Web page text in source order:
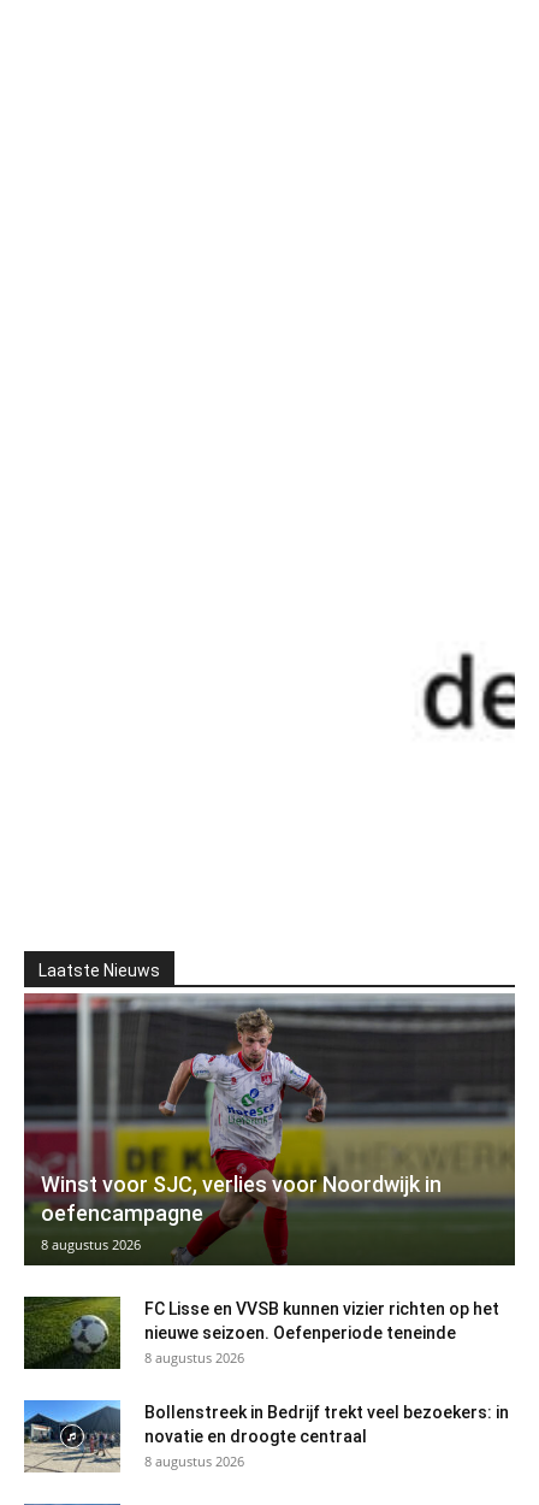
Laatste Nieuws
Winst voor SJC, verlies voor Noordwijk in
oefencampagne
8 augustus 2026
FC Lisse en VVSB kunnen vizier richten op het
nieuwe seizoen. Oefenperiode teneinde
8 augustus 2026
Bollenstreek in Bedrijf trekt veel bezoekers: in
novatie en droogte centraal
8 augustus 2026